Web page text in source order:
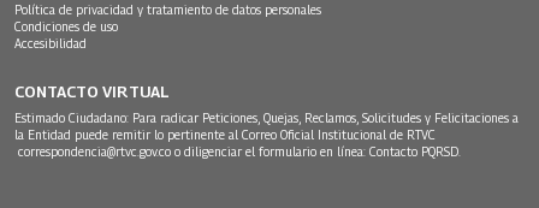
Política de privacidad y tratamiento de datos personales
Condiciones de uso
Accesibilidad
CONTACTO VIRTUAL
Estimado Ciudadano: Para radicar Peticiones, Quejas, Reclamos, Solicitudes y Felicitaciones a
la Entidad puede remitir lo pertinente al Correo Oficial Institucional de RTVC
correspondencia@rtvc.gov.co o diligenciar el formulario en línea: Contacto PQRSD.